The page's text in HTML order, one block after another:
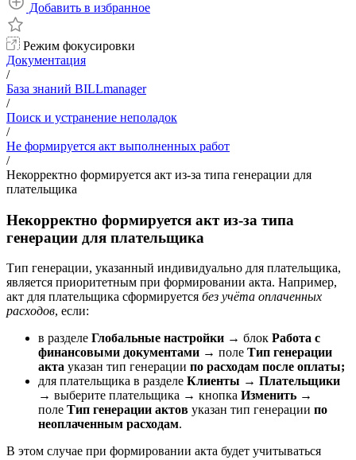
Добавить в избранное
Режим фокусировки
Документация
/
База знаний BILLmanager
/
Поиск и устранение неполадок
/
Не формируется акт выполненных работ
/
Некорректно формируется акт из-за типа генерации для
плательщика
Некорректно формируется акт из-за типа
генерации для плательщика
Тип генерации, указанный индивидуально для плательщика,
является приоритетным при формировании акта. Например,
акт для плательщика сформируется без учёта оплаченных
расходов, если:
в разделе Глобальные настройки → блок Работа с
финансовыми документами → поле Тип генерации
акта указан тип генерации по расходам после оплаты;
для плательщика в разделе Клиенты → Плательщики
→ выберите плательщика → кнопка Изменить →
поле Тип генерации актов указан тип генерации по
неоплаченным расходам.
В этом случае при формировании акта будет учитываться